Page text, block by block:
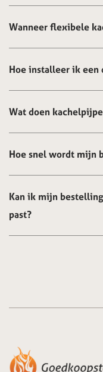
Wanneer flexibele
Hoe installeer ik
Wat doen
Hoe snel wordt mijn
Kan ik mijn
past?